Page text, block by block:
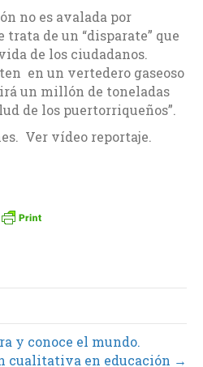
no es avalada por
trata de un “disparate” que
de los ciudadanos.
en un vertedero gaseoso
un millón de toneladas
de los puertorriqueños”.
Ver vídeo reportaje.
y conoce el mundo.
cualitativa en educación →